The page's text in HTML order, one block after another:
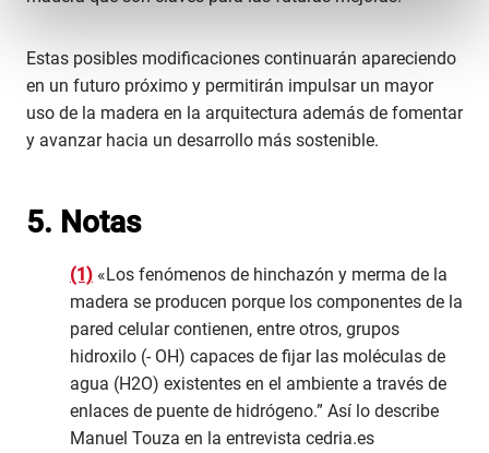
Estas posibles modificaciones continuarán apareciendo
en un futuro próximo y permitirán impulsar un mayor
uso de la madera en la arquitectura además de fomentar
y avanzar hacia un desarrollo más sostenible.
5. Notas
(1) «Los fenómenos de hinchazón y merma de la
madera se producen porque los componentes de la
pared celular contienen, entre otros, grupos
hidroxilo (- OH) capaces de fijar las moléculas de
agua (H2O) existentes en el ambiente a través de
enlaces de puente de hidrógeno.” Así lo describe
Manuel Touza en la entrevista cedria.es